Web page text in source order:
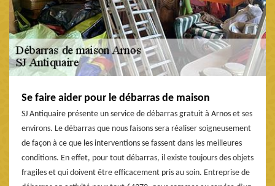
Se faire aider pour le débarras de maison
SJ Antiquaire présente un service de débarras gratuit à Arnos et ses
environs. Le débarras que nous faisons sera réaliser soigneusement
de façon à ce que les interventions se fassent dans les meilleures
conditions. En effet, pour tout débarras, il existe toujours des objets
fragiles et qui doivent être efficacement pris au soin. Entreprise de